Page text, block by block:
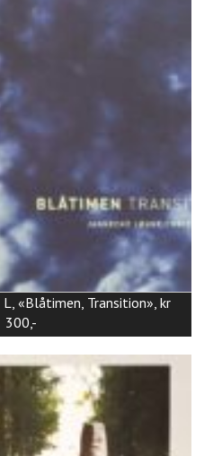
L, «Blåtimen, Transition», kr
300,-